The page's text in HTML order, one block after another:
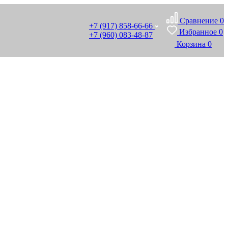
+7 (917) 858-66-66
+7 (960) 083-48-87
Сравнение 0
Избранное 0
Корзина 0